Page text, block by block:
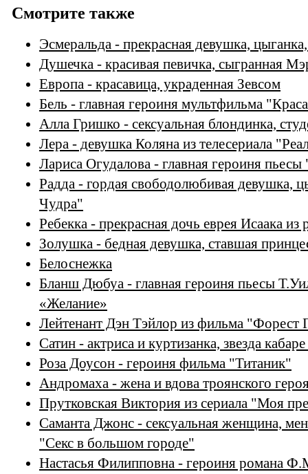
Смотрите также
Эсмеральда - прекрасная девушка,
Душечка - красивая певичка, сыгранная
Европа - красавица, украденная Зевсом
Бель - главная героиня мультфильма
Алла Гришко - сексуальная блондинка,
Лера - девушка Коляна из телесериала
Лариса Огудалова - главная героиня
Радда - гордая свободолюбивая девушка,
Чудра"
Ребекка - прекрасная дочь еврея Исаака
Золушка - бедная девушка, ставшая
Белоснежка
Бланш Дюбуа - главная героиня пьесы
«Желание»
Лейтенант Дэн Тэйлор из фильма "Форест
Сатин - актриса и куртизанка, звезда
Роза Доусон - героиня фильма "Титаник"
Андромаха - жена и вдова троянского
Прутковская Виктория из сериала "Моя
Саманта Джонс - сексуальная женщина,
"Секс в большом городе"
Настасья Филипповна - героиня романа